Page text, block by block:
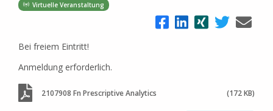
Virtuelle Veranstaltung
Bei freiem Eintritt!
Anmeldung erforderlich.
2107908 Fn Prescriptive Analytics (172 KB)